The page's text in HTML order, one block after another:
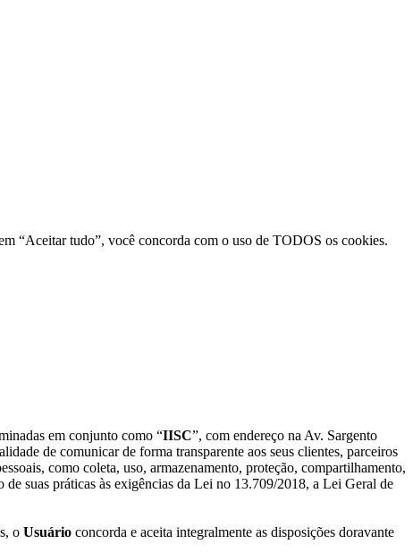
“Aceitar tudo”, você concorda com o uso de TODOS os cookies.
em conjunto como “IISC”, com endereço na Av. Sargento
de comunicar de forma transparente aos seus clientes, parceiros
como coleta, uso, armazenamento, proteção, compartilhamento,
de suas práticas às exigências da Lei no 13.709/2018, a Lei Geral de
o Usuário concorda e aceita integralmente as disposições doravante